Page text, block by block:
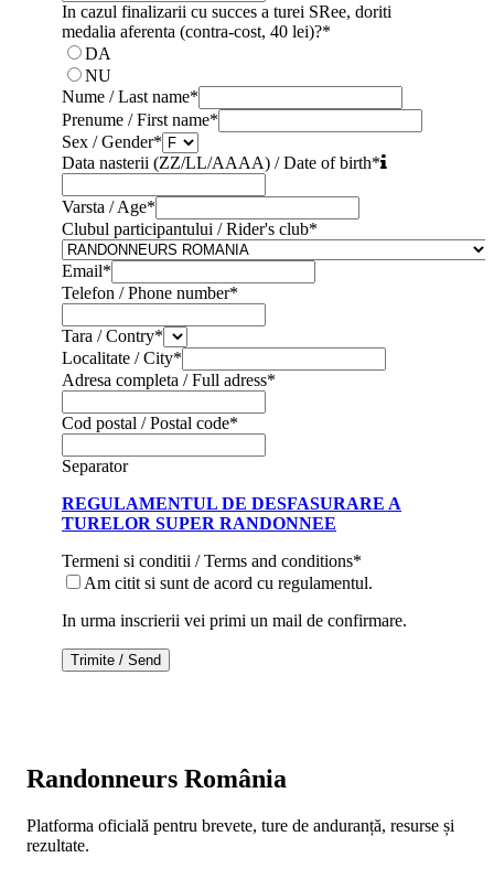
In cazul finalizarii cu succes a turei SRee, doriti
medalia aferenta (contra-cost, 40 lei)?*
DA
NU
Nume / Last name*
Prenume / First name*
Sex / Gender*
Data nasterii (ZZ/LL/AAAA) / Date of birth*
Varsta / Age*
Clubul participantului / Rider's club*
Email*
Telefon / Phone number*
Tara / Contry*
Localitate / City*
Adresa completa / Full adress*
Cod postal / Postal code*
Separator
REGULAMENTUL DE DESFASURARE A
TURELOR SUPER RANDONNEE
Termeni si conditii / Terms and conditions*
Am citit si sunt de acord cu regulamentul.
In urma inscrierii vei primi un mail de confirmare.
Trimite / Send
Randonneurs România
Platforma oficială pentru brevete, ture de anduranță, resurse și
rezultate.